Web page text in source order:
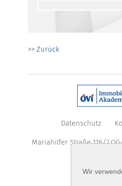
>> Zurück
Datenschutz
Mariahilfer Straße 116/
Wir